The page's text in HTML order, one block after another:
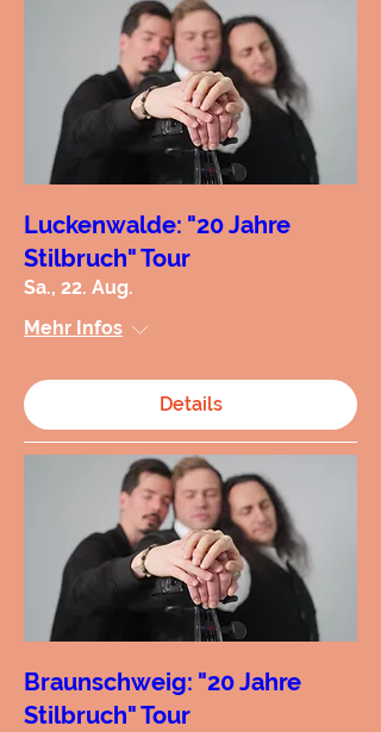
Luckenwalde: "20 Jahre
Stilbruch" Tour
Sa., 22. Aug.
Mehr Infos
Details
Braunschweig: "20 Jahre
Stilbruch" Tour